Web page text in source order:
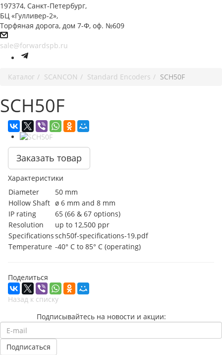
197374, Санкт-Петербург,
БЦ «Гулливер-2»,
Торфяная дорога, дом 7-Ф, оф. №609
sale@forwardspb.ru
Каталог SCANCON Standard Encoders SCH50F
SCH50F
Заказать товар
Характеристики
Diameter
50 mm
Hollow Shaft ø 6 mm and 8 mm
IP rating
65 (66 & 67 options)
Resolution
up to 12,500 ppr
Specificationssch50f-specifications-19.pdf
Temperature -40° C to 85° C (operating)
Поделиться
Назад к списку
Подписывайтесь на новости и акции: